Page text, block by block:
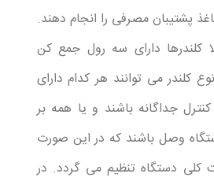
پشتیبان مصرفی را انجام دهند.
کلندرها دارای سه رول جمع کن
کلندر می توانند هر کدام دارای
کنترل جداگانه باشند و یا همه بر
وصل باشند که در این صورت
کلی دستگاه تنظیم می گردد. در